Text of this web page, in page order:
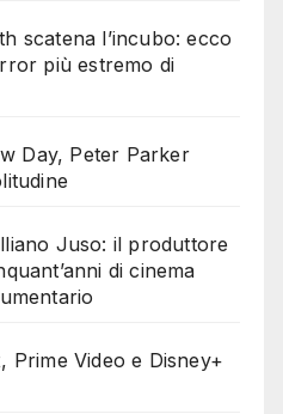
scatena l’incubo: ecco
più estremo di
Day, Peter Parker
Juso: il produttore
di cinema
Prime Video e Disney+